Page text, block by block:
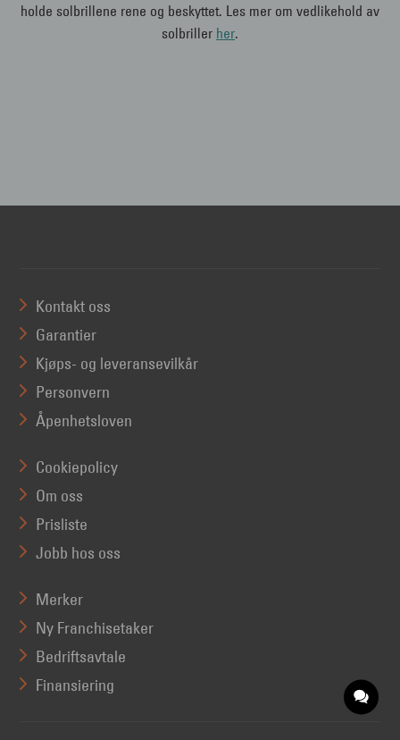
holde solbrillene rene og beskyttet. Les mer om vedlikehold av
solbriller her.
Kontakt oss
Garantier
Kjøps- og leveransevilkår
Personvern
Åpenhetsloven
Cookiepolicy
Om oss
Prisliste
Jobb hos oss
Merker
Ny Franchisetaker
Bedriftsavtale
Finansiering